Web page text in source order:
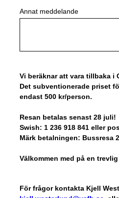
Annat meddelande
Vi beräknar att vara tillbaka i
Det subventionerade priset
endast 500 kr/person.
Resan betalas senast 28 juli!
Swish: 1 236 918 841 eller
Märk betalningen: Bussresa
Välkommen med på en
För frågor kontakta Kjell